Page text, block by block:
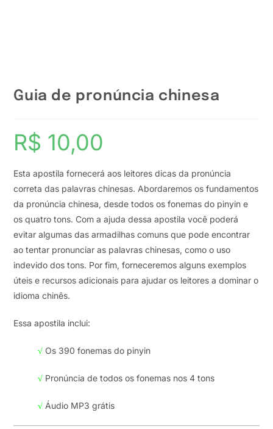
Guia de pronúncia chinesa
R$ 10,00
Esta apostila fornecerá aos leitores dicas da pronúncia
correta das palavras chinesas. Abordaremos os fundamentos
da pronúncia chinesa, desde todos os fonemas do pinyin e
os quatro tons. Com a ajuda dessa apostila você poderá
evitar algumas das armadilhas comuns que pode encontrar
ao tentar pronunciar as palavras chinesas, como o uso
indevido dos tons. Por fim, forneceremos alguns exemplos
úteis e recursos adicionais para ajudar os leitores a dominar o
idioma chinês.
Essa apostila inclui:
√ Os 390 fonemas do pinyin
√ Pronúncia de todos os fonemas nos 4 tons
√ Áudio MP3 grátis